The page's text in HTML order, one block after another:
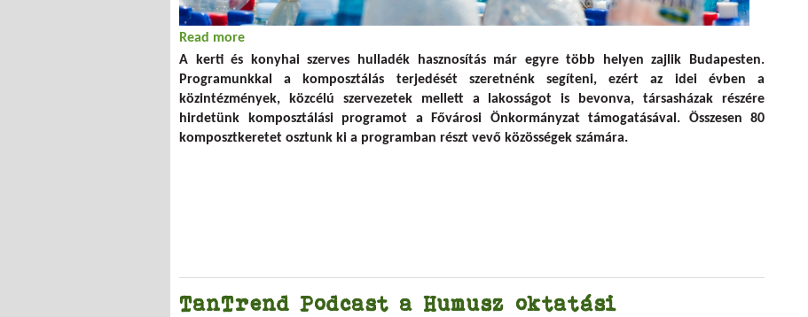
Read more
A kerti és konyhai szerves hulladék hasznosítás már egyre több helyen zajlik Budapesten.
Programunkkal a komposztálás terjedését szeretnénk segíteni, ezért az idei évben a
közintézmények, közcélú szervezetek mellett a lakosságot is bevonva, társasházak részére
hirdetünk komposztálási programot a Fővárosi Önkormányzat támogatásával. Összesen 80
komposztkeretet osztunk ki a programban részt vevő közösségek számára.
TanTrend Podcast a Humusz oktatási